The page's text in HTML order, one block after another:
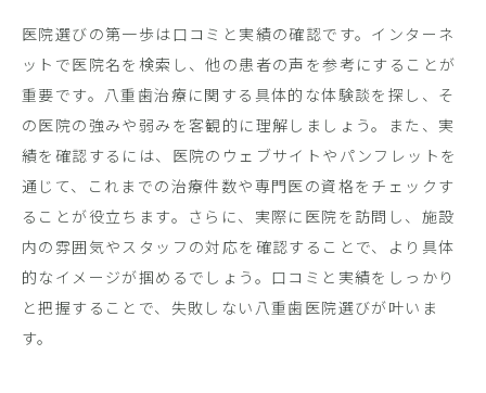
医院選びの第一歩は口コミと実績の確認です。インターネ
ットで医院名を検索し、他の患者の声を参考にすることが
重要です。八重歯治療に関する具体的な体験談を探し、そ
の医院の強みや弱みを客観的に理解しましょう。また、実
績を確認するには、医院のウェブサイトやパンフレットを
通じて、これまでの治療件数や専門医の資格をチェックす
ることが役立ちます。さらに、実際に医院を訪問し、施設
内の雰囲気やスタッフの対応を確認することで、より具体
的なイメージが掴めるでしょう。口コミと実績をしっかり
と把握することで、失敗しない八重歯医院選びが叶いま
す。